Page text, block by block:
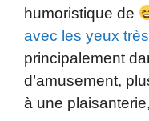
humoristique de
avec les yeux
principalement
d’amusement,
à une